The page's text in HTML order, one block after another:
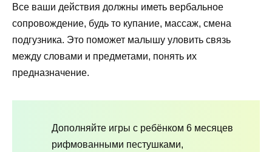
Все ваши действия должны иметь вербальное
сопровождение, будь то купание, массаж, смена
подгузника. Это поможет малышу уловить связь
между словами и предметами, понять их
предназначение.
Дополняйте игры с ребёнком 6 месяцев
рифмованными пестушками,